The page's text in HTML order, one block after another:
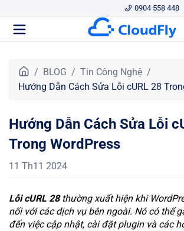
0904 558 448
r
g
h
ủ
BLOG
Tin Công Nghệ
Hướng Dẫn Cách Sửa Lỗi cURL 28
Hướng Dẫn Cách Sửa Lỗi
Trong WordPress
11 Th11 2024
Lỗi cURL 28thường xuất hiện khi
nối với các dịch vụ bên ngoài. Nó có thể
đến việc cập nhật, cài đặt plugin và các